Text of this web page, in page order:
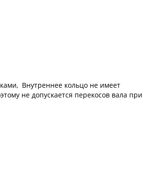
Внутреннее кольцо не имеет
не допускается перекосов вала при